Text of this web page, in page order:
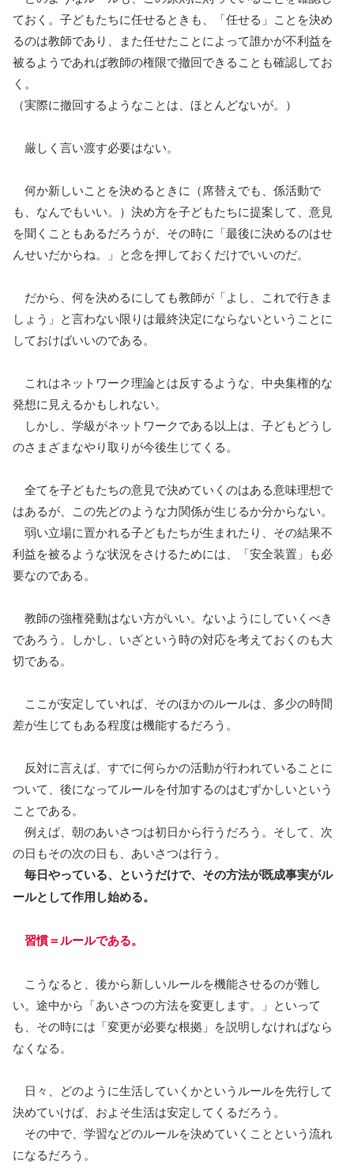
ておく。子どもたちに任せるときも、「任せる」ことを決め
るのは教師であり、また任せたことによって誰かが不利益を
被るようであれば教師の権限で撤回できることも確認してお
く。
（実際に撤回するようなことは、ほとんどないが。）
厳しく言い渡す必要はない。
何か新しいことを決めるときに（席替えでも、係活動で
も、なんでもいい。）決め方を子どもたちに提案して、意見
を聞くこともあるだろうが、その時に「最後に決めるのはせ
んせいだからね。」と念を押しておくだけでいいのだ。
だから、何を決めるにしても教師が「よし、これで行きま
しょう」と言わない限りは最終決定にならないということに
しておけばいいのである。
これはネットワーク理論とは反するような、中央集権的な
発想に見えるかもしれない。
しかし、学級がネットワークである以上は、子どもどうし
のさまざまなやり取りが今後生じてくる。
全てを子どもたちの意見で決めていくのはある意味理想で
はあるが、この先どのような力関係が生じるか分からない。
弱い立場に置かれる子どもたちが生まれたり、その結果不
利益を被るような状況をさけるためには、「安全装置」も必
要なのである。
教師の強権発動はない方がいい。ないようにしていくべき
であろう。しかし、いざという時の対応を考えておくのも大
切である。
ここが安定していれば、そのほかのルールは、多少の時間
差が生じてもある程度は機能するだろう。
反対に言えば、すでに何らかの活動が行われていることに
ついて、後になってルールを付加するのはむずかしいという
ことである。
例えば、朝のあいさつは初日から行うだろう。そして、次
の日もその次の日も、あいさつは行う。
毎日やっている、というだけで、その方法が既成事実がル
ールとして作用し始める。
習慣＝ルールである。
こうなると、後から新しいルールを機能させるのが難し
い。途中から「あいさつの方法を変更します。」といって
も、その時には「変更が必要な根拠」を説明しなければなら
なくなる。
日々、どのように生活していくかというルールを先行して
決めていけば、およそ生活は安定してくるだろう。
その中で、学習などのルールを決めていくことという流れ
になるだろう。